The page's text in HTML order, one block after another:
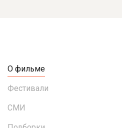
О фильме
Фестивали
СМИ